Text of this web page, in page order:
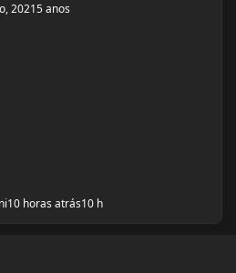
20215 anos
10 horas atrás10 h